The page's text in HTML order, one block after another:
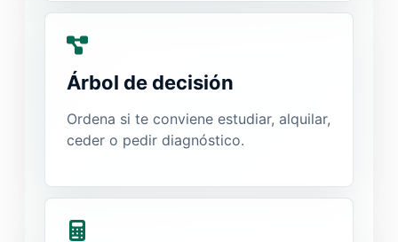
Árbol de decisión
Ordena si te conviene estudiar, alquilar,
ceder o pedir diagnóstico.